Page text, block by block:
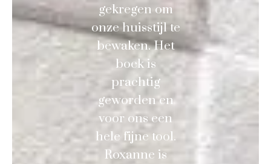
gekregen om
onze huisstijl te
bewaken. Het
boek is
prachtig
geworden en
voor ons een
hele fijne tool.
Roxanne is